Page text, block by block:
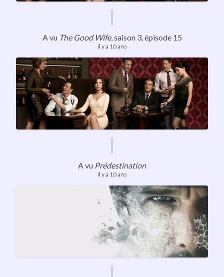
A vu The Good Wife, saison 3, épisode 15
il y a 10 ans
A vu Prédestination
il y a 10 ans